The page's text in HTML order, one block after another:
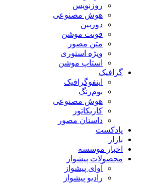
روزنویس
هوش مصنوعی
دوربین
فونت موشن
متن مصور
ویژه استوری
استاپ موشن
گرافیک
اینفوگرافیک
بوم‌رنگ
هوش مصنوعی
کاریکاتور
داستان مصور
پادکست
بازار
اخبار موسسه
محصولات پیشواز
آوای پیشواز
رادیو پیشواز